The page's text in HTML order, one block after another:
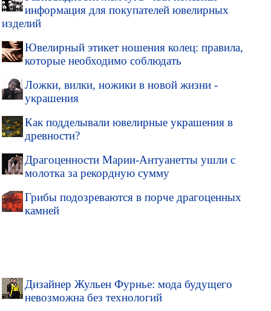
информация для покупателей ювелирных
изделий
Ювелирный этикет ношения колец: правила,
которые необходимо соблюдать
Ложки, вилки, ножики в новой жизни -
украшения
Как подделывали ювелирные украшения в
древности?
Драгоценности Марии-Антуанетты ушли с
молотка за рекордную сумму
Грибы подозреваются в порче драгоценных
камней
Дизайнер Жульен Фурнье: мода будущего
невозможна без технологий